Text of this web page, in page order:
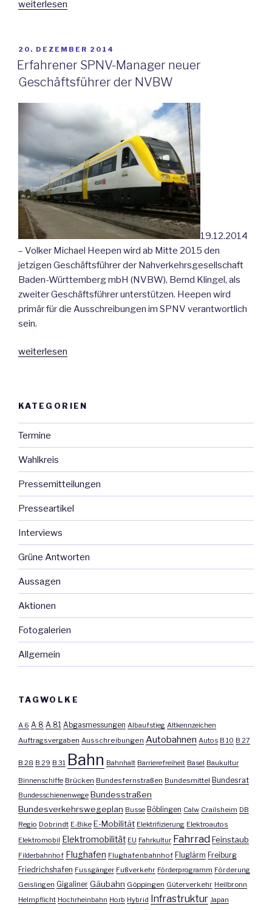
„Minister
mit
lokalen
Mandatsträgern
einer
das
Filstal“
weiterlesen
VERÖFFENTLICHT
AM
20. DEZEMBER 2014
Erfahrener SPNV-Manager neuer
Geschäftsführer der NVBW
19.12.2014
– Volker Michael Heepen wird ab Mitte 2015 den
jetzigen Geschäftsführer der Nahverkehrsgesellschaft
Baden-Württemberg mbH (NVBW), Bernd Klingel, als
zweiter Geschäftsführer unterstützen. Heepen wird
primär für die Ausschreibungen im SPNV verantwortlich
sein.
„Erfahrener
Geschäftsführer
der
NVBW“
weiterlesen
KATEGORIEN
Termine
Wahlkreis
Pressemitteilungen
Presseartikel
Interviews
Grüne Antworten
Aussagen
Aktionen
Fotogalerien
Allgemein
TAGWOLKE
A 6 A 8 A 81 Abgasmessungen Albaufstieg Altkennzeichen
Auftragsvergaben Ausschreibungen Autobahnen Autos B 10 B 27
B 28 B 29 B 31 Bahn Bahnhalt Barrierefreiheit Basel Baukultur
Binnenschiffe Brücken Bundesfernstraßen Bundesmittel Bundesrat
Bundesschienenwege Bundesstraßen
Bundesverkehrswegeplan Busse Böblingen Calw Crailsheim DB
Regio Dobrindt E-Bike E-Mobilität Elektrifizierung Elektroautos
Elektromobil Elektromobilität EU Fahrkultur FahrradFeinstaub
Filderbahnhof Flughafen Flughafenbahnhof Fluglärm Freiburg
Friedrichshafen Fussgänger Fußverkehr Förderprogramm Förderung
Geislingen Gigaliner Gäubahn Göppingen Güterverkehr Heilbronn
Helmpflicht Hochrheinbahn Horb Hybrid Infrastruktur Japan